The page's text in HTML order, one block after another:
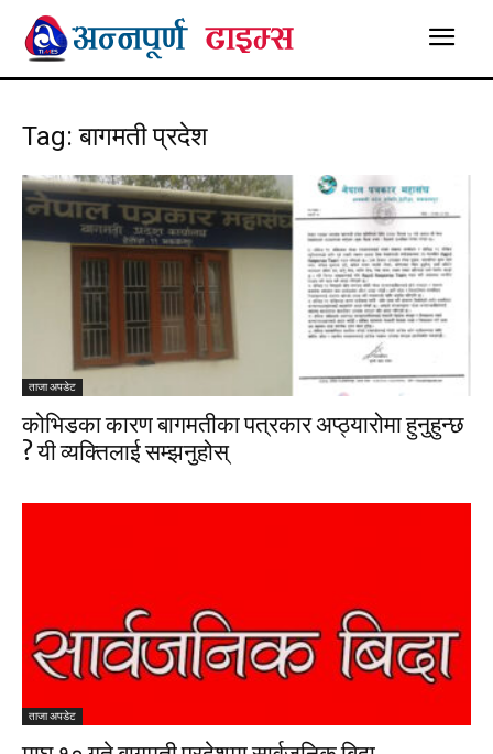
Tag: बागमती प्रदेश
ताजा अपडेट
कोभिडका कारण बागमतीका पत्रकार अप्ठ्यारोमा हुनुहुन्छ
? यी व्यक्तिलाई सम्झनुहोस्
ताजा अपडेट